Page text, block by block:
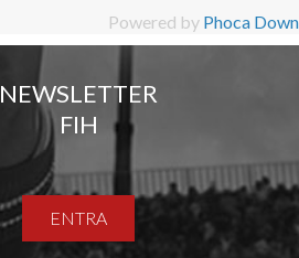
Powered by Phoca
NEWSLETTER
FIH
ENTRA